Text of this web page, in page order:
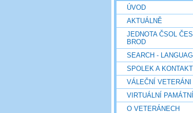
ÚVOD
AKTUÁLNĚ
JEDNOTA ČSOL
BROD
SEARCH -
SPOLEK A
VÁLEČNÍ VETERÁNI
VIRTUÁLNÍ
O VETERÁNECH